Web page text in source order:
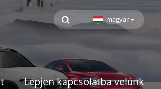
magyar
Lépjen kapcsolatba velünk